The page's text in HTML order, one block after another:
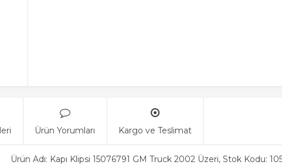
Ürün Yorumları Kargo ve Teslimat
Ürün Adı: Kapı Klipsi 15076791 GM Truck 2002 Üzeri, Stok Kodu: